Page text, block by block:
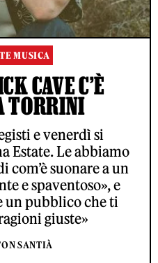
MUSICA
CAVE C’È
TORRINI
e venerdì si
Estate. Le abbiamo
com’è suonare a un
e spaventoso», e
un pubblico che ti
giuste»
SANTIÀ